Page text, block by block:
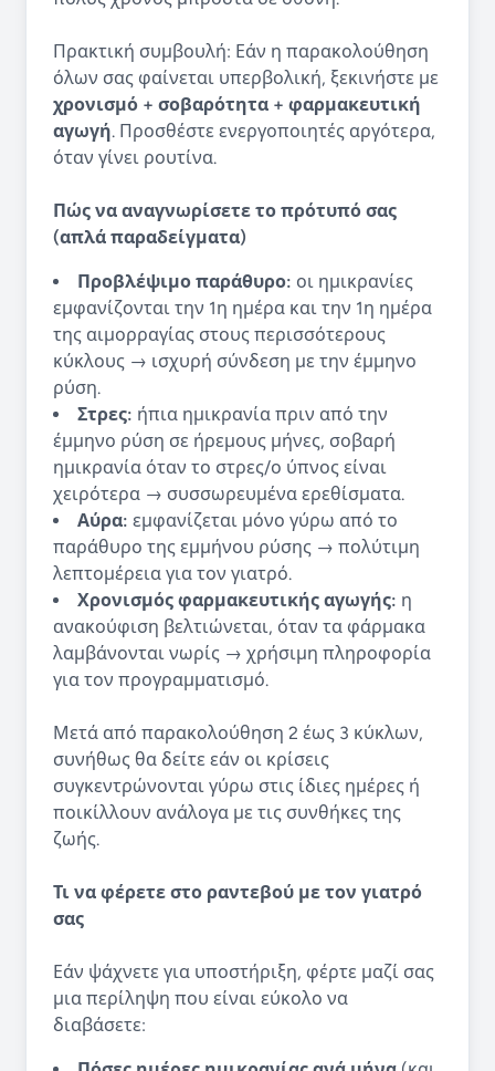
Πρακτική συμβουλή: Εάν η παρακολούθηση
όλων σας φαίνεται υπερβολική, ξεκινήστε με
χρονισμό + σοβαρότητα + φαρμακευτική
αγωγή. Προσθέστε ενεργοποιητές αργότερα,
όταν γίνει ρουτίνα.
Πώς να αναγνωρίσετε το πρότυπό σας
(απλά παραδείγματα)
Προβλέψιμο παράθυρο: οι ημικρανίες
εμφανίζονται την 1η ημέρα και την 1η ημέρα
της αιμορραγίας στους περισσότερους
κύκλους → ισχυρή σύνδεση με την έμμηνο
ρύση.
Στρες: ήπια ημικρανία πριν από την
έμμηνο ρύση σε ήρεμους μήνες, σοβαρή
ημικρανία όταν το στρες/ο ύπνος είναι
χειρότερα → συσσωρευμένα ερεθίσματα.
Αύρα: εμφανίζεται μόνο γύρω από το
παράθυρο της εμμήνου ρύσης → πολύτιμη
λεπτομέρεια για τον γιατρό.
Χρονισμός φαρμακευτικής αγωγής: η
ανακούφιση βελτιώνεται, όταν τα φάρμακα
λαμβάνονται νωρίς → χρήσιμη πληροφορία
για τον προγραμματισμό.
Μετά από παρακολούθηση 2 έως 3 κύκλων,
συνήθως θα δείτε εάν οι κρίσεις
συγκεντρώνονται γύρω στις ίδιες ημέρες ή
ποικίλλουν ανάλογα με τις συνθήκες της
ζωής.
Τι να φέρετε στο ραντεβού με τον γιατρό
σας
Εάν ψάχνετε για υποστήριξη, φέρτε μαζί σας
μια περίληψη που είναι εύκολο να
διαβάσετε: